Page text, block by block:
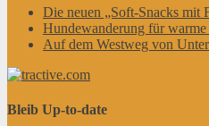
Die neuen „Soft-Snacks mit
Hundewanderung für
Auf dem Westweg von
Bleib Up-to-date